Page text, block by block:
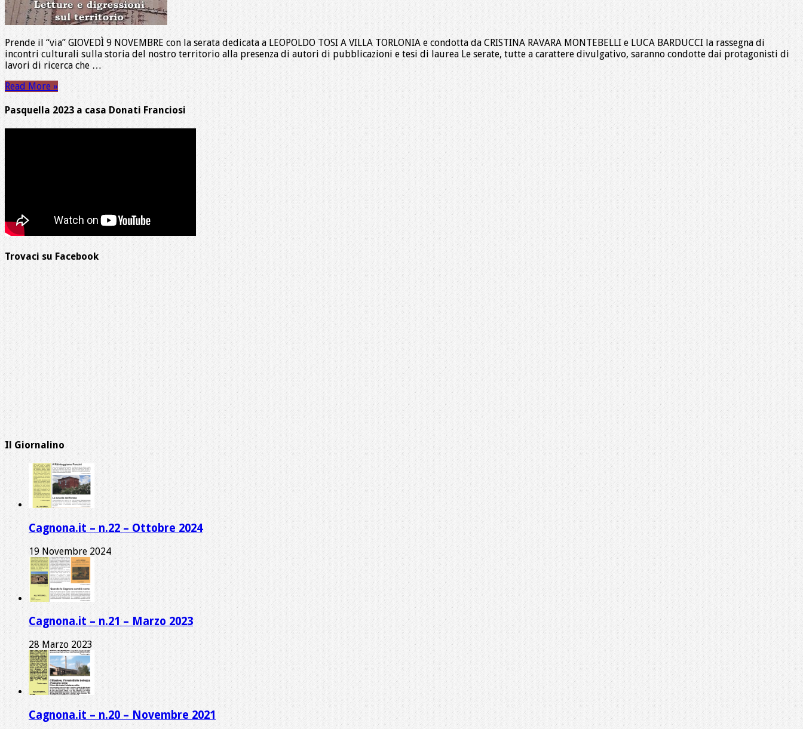
Prende il “via” GIOVEDÌ 9 NOVEMBRE con la serata dedicata a LEOPOLDO TOSI A VILLA TORLONIA e condotta da CRISTINA RAVARA MONTEBELLI e LUCA BARDUCCI la rassegna di
incontri culturali sulla storia del nostro territorio alla presenza di autori di pubblicazioni e tesi di laurea Le serate, tutte a carattere divulgativo, saranno condotte dai protagonisti di
lavori di ricerca che …
Read More »
Pasquella 2023 a casa Donati Franciosi
Trovaci su Facebook
Il Giornalino
Cagnona.it – n.22 – Ottobre 2024
19 Novembre 2024
Cagnona.it – n.21 – Marzo 2023
28 Marzo 2023
Cagnona.it – n.20 – Novembre 2021